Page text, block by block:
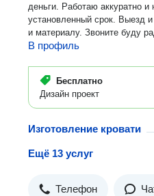
деньги. Работаю аккуратно
установленный срок. Выезд и
и материалу. Звоните буду
В профиль
Бесплатно
Дизайн проект
Изготовление кровати
Ещё 13 услуг
Телефон